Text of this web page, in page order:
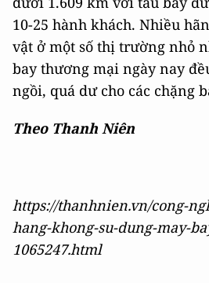
10-25 hành khách. Nhiều
vật ở một số thị trường nhỏ
bay thương mại ngày nay
ngồi, quá dư cho các chặng
Theo Thanh Niên
https://thanhnien.vn/cong-
hang-khong-su-dung-may-
1065247.html